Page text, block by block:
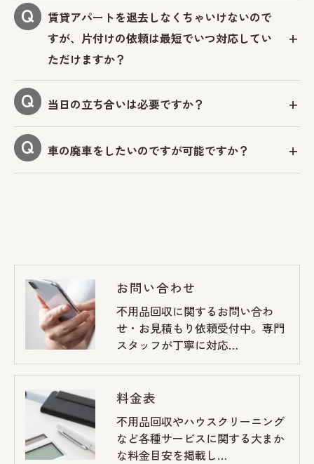
賃貸アパートを退去しなくちゃいけないので
すが、片付けの依頼は最短でいつ対応してい
ただけますか？
当日の立ち合いは必要ですか？
車の廃車をしたいのですが可能ですか？
お問い合わせ
不用品回収に関するお問い合わ
せ・お見積もり依頼受付中。専門
スタッフが丁寧に対応…
料金表
不用品回収やハウスクリーニング
など各種サービスに関する大まか
な料金目安を掲載し…